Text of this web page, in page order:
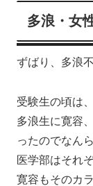
多浪・女
ずばり、多浪
受験生の頃は
多浪生に寛容
ったのでなん
医学部はそれ
寛容もそのカ